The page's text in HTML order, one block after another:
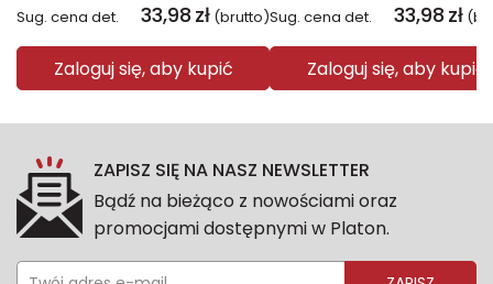
Sug. cena det. 33,98 zł (brutto)
Zaloguj się, aby kupić
Sug. cena det. 33,98 zł
Zaloguj się, aby kupić
ZAPISZ SIĘ NA NASZ NEWSLETTER
Bądź na bieżąco z nowościami oraz
promocjami dostępnymi w Platon.